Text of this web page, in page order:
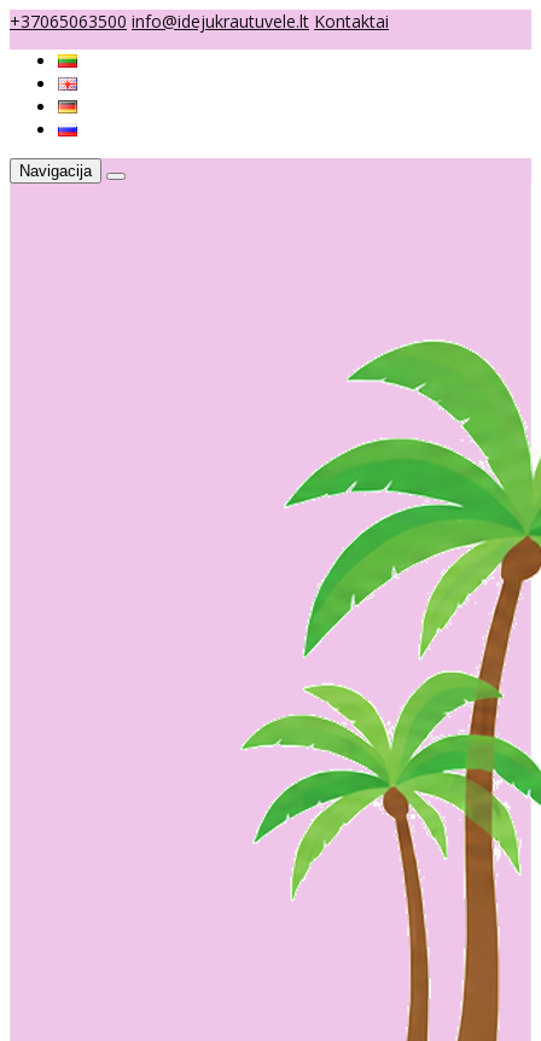
+37065063500 info@idejukrautuvele.lt Kontaktai
Navigacija